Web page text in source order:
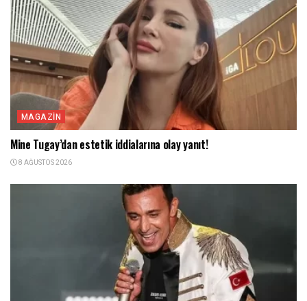
MAGAZIN
Mine Tugay’dan estetik iddialarına olay yanıt!
8 AĞUSTOS 2026